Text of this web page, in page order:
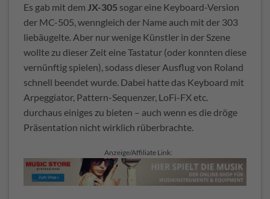
Es gab mit dem JX-305 sogar eine Keyboard-Version
der MC-505, wenngleich der Name auch mit der 303
liebäugelte. Aber nur wenige Künstler in der Szene
wollte zu dieser Zeit eine Tastatur (oder konnten diese
vernünftig spielen), sodass dieser Ausflug von Roland
schnell beendet wurde. Dabei hatte das Keyboard mit
Arpeggiator, Pattern-Sequenzer, LoFi-FX etc.
durchaus einiges zu bieten – auch wenn es die dröge
Präsentation nicht wirklich rüberbrachte.
Anzeige/Affiliate Link: